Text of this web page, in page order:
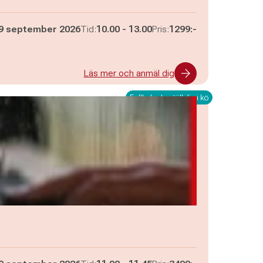
september 2026Tid:Pågår mellan
10.00 - och
13.00Pris:1299:-
Läs mer och anmäl dig
Fullbokad - ställ dig i kö